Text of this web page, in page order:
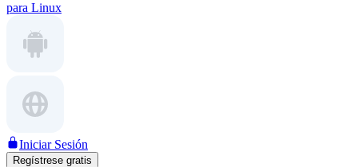
para Linux
Iniciar Sesión
Regístrese gratis